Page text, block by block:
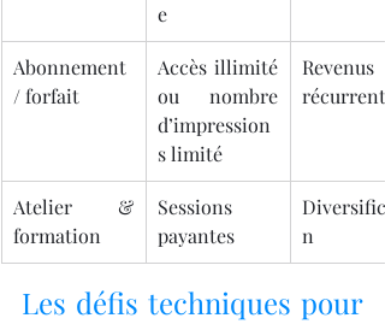
e
Abonnement
/ forfait
Accès illimité
ou nombre
d’impression
s limité
Revenus
récurrents
Atelier &
formation
Sessions
payantes
n
Les défis techniques pour